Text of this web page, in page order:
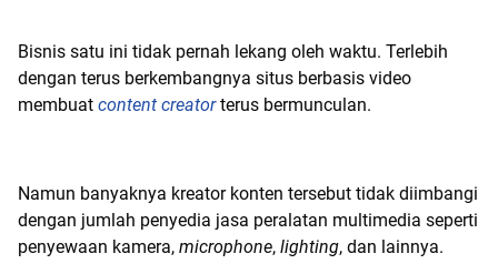
Bisnis satu ini tidak pernah lekang oleh waktu. Terlebih
dengan terus berkembangnya situs berbasis video
membuat content creatorterus bermunculan.
Namun banyaknya kreator konten tersebut tidak diimbangi
dengan jumlah penyedia jasa peralatan multimedia seperti
penyewaan kamera, microphone, lighting, dan lainnya.